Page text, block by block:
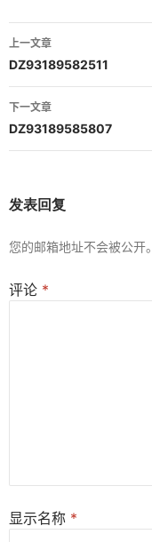
文
章
导
航
上一文章
DZ93189582511
下一文章
DZ93189585807
发表回复
您的邮箱地址不会被公开。
评论 *
显示名称 *